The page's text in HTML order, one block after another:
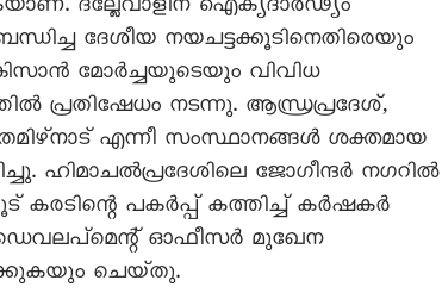
ദല്ലേവാളിന്‌ ഐക്യദാർഢ്യം
ദേശീയ നയചട്ടക്കൂടിനെതിരെയും
മോർച്ചയുടെയും വിവിധ
പ്രതിഷേധം നടന്നു. ആന്ധ്രപ്രദേശ്‌,
എന്നീ സംസ്ഥാനങ്ങൾ ശക്തമായ
ഹിമാചൽപ്രദേശിലെ ജോഗീന്ദർ നഗറിൽ
കരടിന്റെ പകർപ്പ്‌ കത്തിച്ച്‌ കർഷകർ
ഡെവലപ്‌മെന്റ്‌ ഓഫീസർ മുഖേന
ചെയ്‌തു.